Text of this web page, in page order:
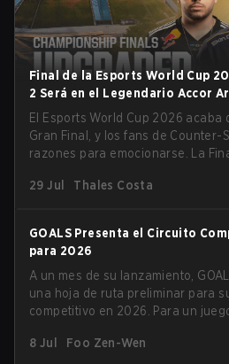
Final de la Esports World Cup
2 Será en el Legendario Accor
El Esports World Cup 2026 acaba
Gran Final, y los fans de Counter-
razones para emocionarse. La
histórico Accor Arena de París,
29 Jul Thales Costa
GOALS Presenta el Circuito
para 2026
A un mes de su lanzamiento,
una hoja de ruta preliminar para
competitivo en 2026. Para un
sorprende que ya estén
8 Jul Foo Zen-Wen